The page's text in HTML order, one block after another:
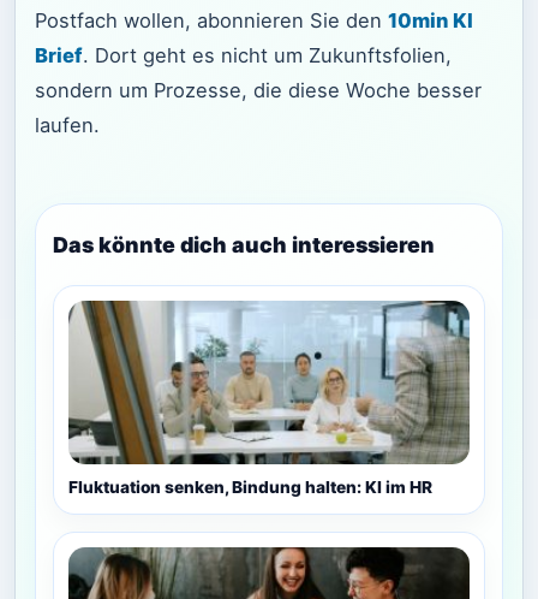
Postfach wollen, abonnieren Sie den 10min KI
Brief. Dort geht es nicht um Zukunftsfolien,
sondern um Prozesse, die diese Woche besser
laufen.
Das könnte dich auch interessieren
Fluktuation senken, Bindung halten: KI im HR